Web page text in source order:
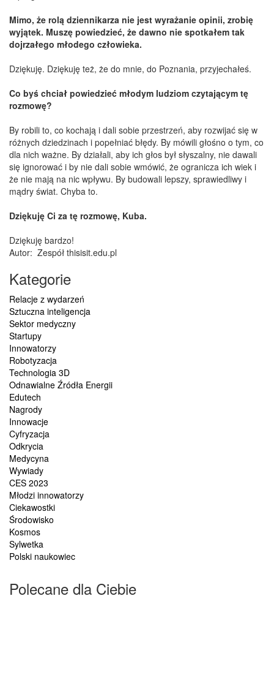
Mimo, że rolą dziennikarza nie jest wyrażanie opinii, zrobię
wyjątek. Muszę powiedzieć, że dawno nie spotkałem tak
dojrzałego młodego człowieka.
Dziękuję. Dziękuję też, że do mnie, do Poznania, przyjechałeś.
Co byś chciał powiedzieć młodym ludziom czytającym tę
rozmowę?
By robili to, co kochają i dali sobie przestrzeń, aby rozwijać się w
różnych dziedzinach i popełniać błędy. By mówili głośno o tym, co
dla nich ważne. By działali, aby ich głos był słyszalny, nie dawali
się ignorować i by nie dali sobie wmówić, że ogranicza ich wiek i
że nie mają na nic wpływu. By budowali lepszy, sprawiedliwy i
mądry świat. Chyba to.
Dziękuję Ci za tę rozmowę, Kuba.
Dziękuję bardzo!
Autor: Zespół thisisit.edu.pl
Kategorie
Relacje z wydarzeń
Sztuczna inteligencja
Sektor medyczny
Startupy
Innowatorzy
Robotyzacja
Technologia 3D
Odnawialne Źródła Energii
Edutech
Nagrody
Innowacje
Cyfryzacja
Odkrycia
Medycyna
Wywiady
CES 2023
Młodzi innowatorzy
Ciekawostki
Środowisko
Kosmos
Sylwetka
Polski naukowiec
Polecane dla Ciebie